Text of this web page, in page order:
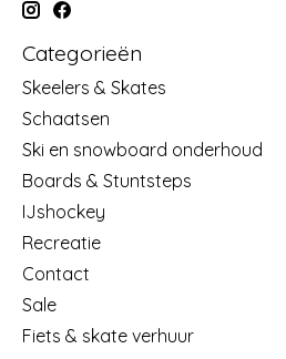
Categorieën
Skeelers & Skates
Schaatsen
Ski en snowboard onderhoud
Boards & Stuntsteps
IJshockey
Recreatie
Contact
Sale
Fiets & skate verhuur